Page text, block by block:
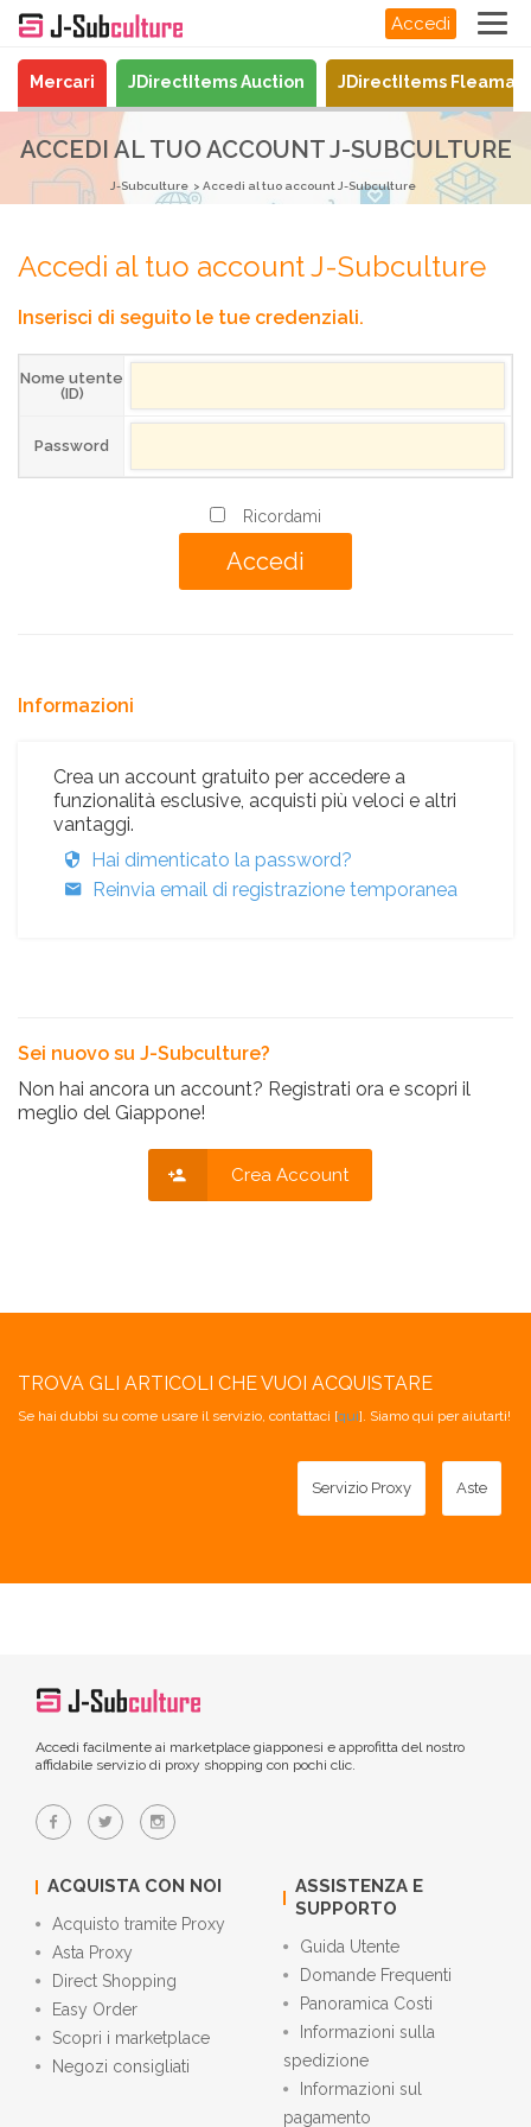
Accedi
Mercari JDirectItems Auction JDirectItems
ACCEDI AL TUO ACCOUNT J-SUBCULTURE
J-Subculture Accedi al tuo account J-Subculture
Accedi al tuo account J-Subculture
Inserisci di seguito le tue credenziali.
Nome utente
(ID)
Password
Ricordami
Informazioni
Crea un account gratuito per accedere a
funzionalità esclusive, acquisti più veloci e altri
vantaggi.
Hai dimenticato la password?
Reinvia email di registrazione temporanea
Sei nuovo su J-Subculture?
Non hai ancora un account? Registrati ora e scopri il
meglio del Giappone!
Crea Account
TROVA GLI ARTICOLI CHE VUOI ACQUISTARE
Se hai dubbi su come usare il servizio, contattaci [qui]. Siamo qui per aiutarti!
Servizio Proxy Aste
Accedi facilmente ai marketplace giapponesi e approfitta del nostro
affidabile servizio di proxy shopping con pochi clic.
ACQUISTA CON NOI
Acquisto tramite Proxy
Asta Proxy
Direct Shopping
Easy Order
Scopri i marketplace
Negozi consigliati
ASSISTENZA E
SUPPORTO
Guida Utente
Domande Frequenti
Panoramica Costi
Informazioni sulla
spedizione
Informazioni sul
pagamento